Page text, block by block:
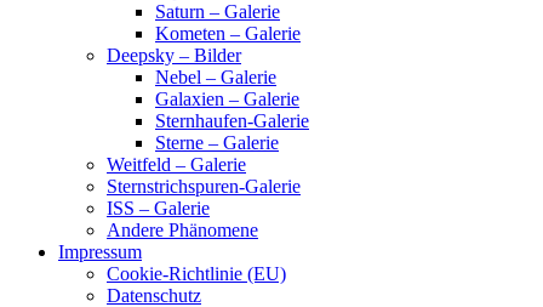
Saturn – Galerie
Kometen – Galerie
Deepsky – Bilder
Nebel – Galerie
Galaxien – Galerie
Sternhaufen-Galerie
Sterne – Galerie
Weitfeld – Galerie
Sternstrichspuren-Galerie
ISS – Galerie
Andere Phänomene
Impressum
Cookie-Richtlinie (EU)
Datenschutz